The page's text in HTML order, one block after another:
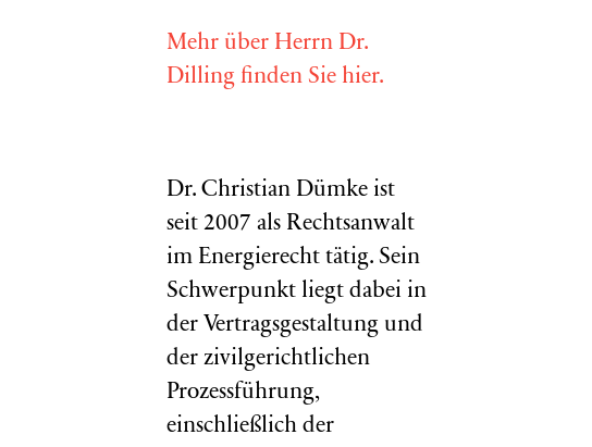
Mehr über Herrn Dr.
Dilling finden Sie hier.
Dr. Christian Dümke ist
seit 2007 als Rechtsanwalt
im Energierecht tätig. Sein
Schwerpunkt liegt dabei in
der Vertragsgestaltung und
der zivilgerichtlichen
Prozessführung,
einschließlich der